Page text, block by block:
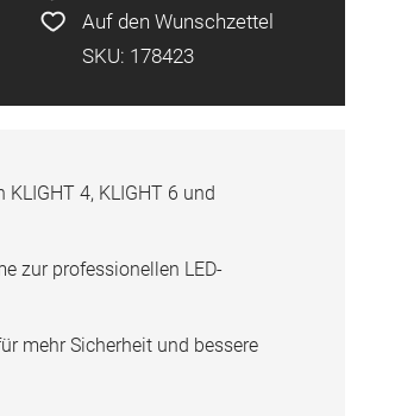
Auf den Wunschzettel
SKU: 178423
4, KLIGHT 6 und
zur professionellen LED-
mehr Sicherheit und bessere